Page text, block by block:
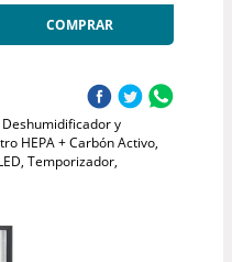
COMPRAR
Deshumidificador y
HEPA + Carbón Activo,
Temporizador,